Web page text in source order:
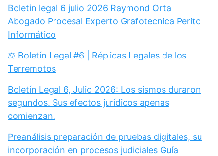
Boletin legal 6 julio 2026 Raymond Orta
Abogado Procesal Experto Grafotecnica Perito
Informático
⚖️ Boletín Legal #6 | Réplicas Legales de los
Terremotos
Boletín Legal 6, Julio 2026: Los sismos duraron
segundos. Sus efectos jurídicos apenas
comienzan.
Preanálisis preparación de pruebas digitales, su
incorporación en procesos judiciales Guía